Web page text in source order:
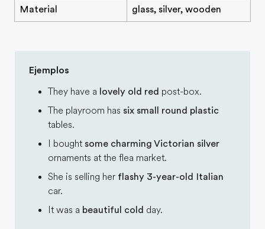
Material glass, silver, wooden
Ejemplos
They have a lovely old red post-box.
The playroom has six small round plastic
tables.
I bought some charming Victorian silver
ornaments at the flea market.
She is selling her flashy 3-year-old Italian
car.
It was a beautiful cold day.